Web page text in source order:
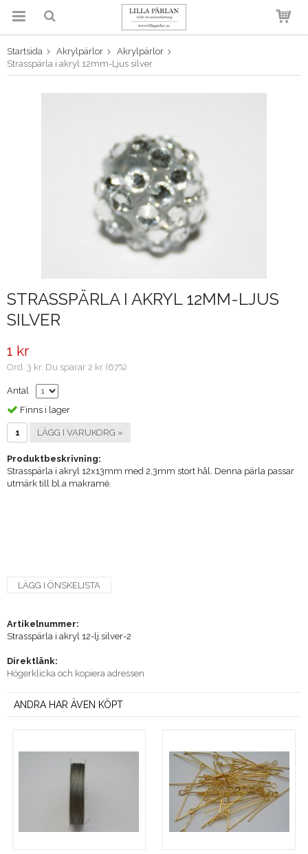
Produkten har blivit tillagd i
varukorgen
Startsida Akrylpärlor
Akrylpärlor
Strasspärla i akryl 12mm-Ljus silver
STRASSPÄRLA I AKRYL 12MM-LJUS
SILVER
1 kr
Ord. 3 kr. Du sparar 2 kr (67%)
Antal
Finns i lager
LÄGG I VARUKORG »
Produktbeskrivning:
Strasspärla i akryl 12x13mm med 2,3mm stort hål. Denna pärla passar
utmärk till bl.a makramé.
LÄGG I ÖNSKELISTA
Artikelnummer:
Strasspärla i akryl 12-lj.silver-2
Direktlänk:
Högerklicka och kopiera adressen
ANDRA HAR ÄVEN KÖPT